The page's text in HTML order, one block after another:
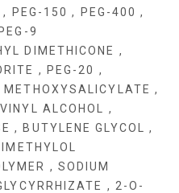
, PEG-150 , PEG-400 ,
9
DIMETHICONE ,
, PEG-20 ,
,
ALCOHOL ,
, BUTYLENE GLYCOL ,
, SODIUM
, 2-O-